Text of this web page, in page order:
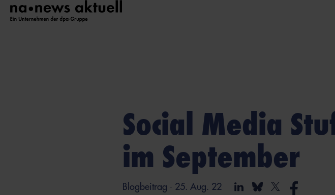
Social Media
im September
Blogbeitrag - 25. Aug. 22